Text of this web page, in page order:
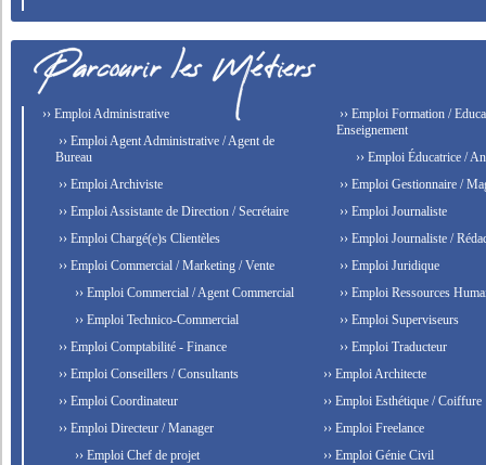
›› Emploi Administrative
›› Emploi Agent Administrative / Agent de
Bureau
›› Emploi Archiviste
›› Emploi Assistante de Direction / Secrétaire
›› Emploi Chargé(e)s Clientèles
›› Emploi Commercial / Marketing / Vente
›› Emploi Commercial / Agent Commercial
›› Emploi Technico-Commercial
›› Emploi Comptabilité - Finance
›› Emploi Conseillers / Consultants
›› Emploi Coordinateur
›› Emploi Directeur / Manager
›› Emploi Chef de projet
›› Emploi Formation /
Enseignement
›› Emploi Éducatrice /
›› Emploi Gestionnaire /
›› Emploi Journaliste
›› Emploi Journaliste /
›› Emploi Juridique
›› Emploi Ressources
›› Emploi Superviseurs
›› Emploi Traducteur
›› Emploi Architecte
›› Emploi Esthétique / Coiffure
›› Emploi Freelance
›› Emploi Génie Civil